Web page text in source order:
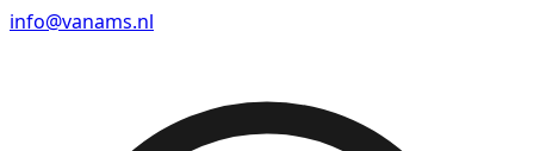
info@vanams.nl